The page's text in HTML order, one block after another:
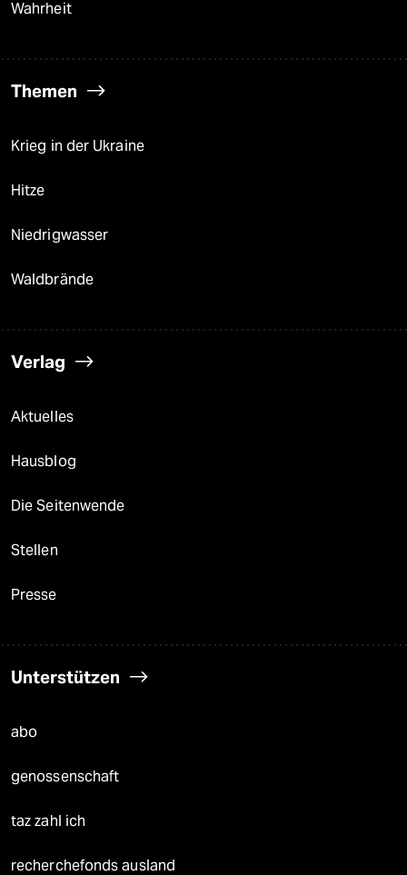
Wahrheit
Themen
Krieg in der Ukraine
Hitze
Niedrigwasser
Waldbrände
Verlag
Aktuelles
Hausblog
Die Seitenwende
Stellen
Presse
Unterstützen
abo
genossenschaft
taz zahl ich
recherchefonds ausland